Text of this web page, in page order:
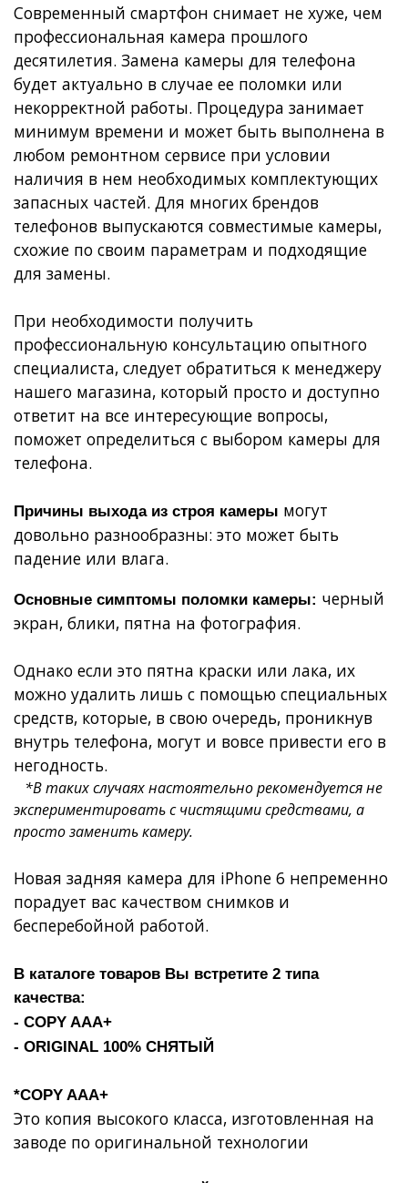
Современный смартфон снимает не хуже, чем
профессиональная камера прошлого
десятилетия. Замена камеры для телефона
будет актуально в случае ее поломки или
некорректной работы. Процедура занимает
минимум времени и может быть выполнена в
любом ремонтном сервисе при условии
наличия в нем необходимых комплектующих
запасных частей. Для многих брендов
телефонов выпускаются совместимые камеры,
схожие по своим параметрам и подходящие
для замены.
При необходимости получить
профессиональную консультацию опытного
специалиста, следует обратиться к менеджеру
нашего магазина, который просто и доступно
ответит на все интересующие вопросы,
поможет определиться с выбором камеры для
телефона.
Причины выхода из строя камеры могут
довольно разнообразны: это может быть
падение или влага.
Основные симптомы поломки камеры: черный
экран, блики, пятна на фотография.
Однако если это пятна краски или лака, их
можно удалить лишь с помощью специальных
средств, которые, в свою очередь, проникнув
внутрь телефона, могут и вовсе привести его в
негодность.
*В таких случаях настоятельно рекомендуется не
экспериментировать с чистящими средствами, а
просто заменить камеру.
Новая задняя камера для iPhone 6 непременно
порадует вас качеством снимков и
бесперебойной работой.
В каталоге товаров Вы встретите 2 типа
качества:
- COPY AAA+
- ORIGINAL 100% СНЯТЫЙ
*COPY AAA+
Это копия высокого класса, изготовленная на
заводе по оригинальной технологии